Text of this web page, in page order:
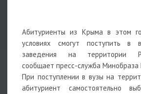
Абитуриенты из Крыма в этом
условиях смогут поступить в
заведения на
сообщает пресс-служба Минобраза
При поступлении в вузы на
абитуриент самостоятельно